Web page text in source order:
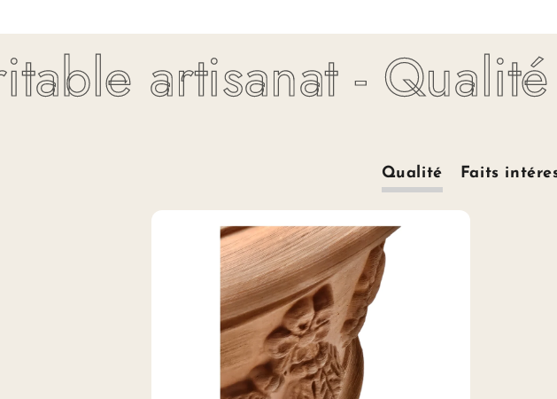
artisanat - Qualité
Qualité Faits